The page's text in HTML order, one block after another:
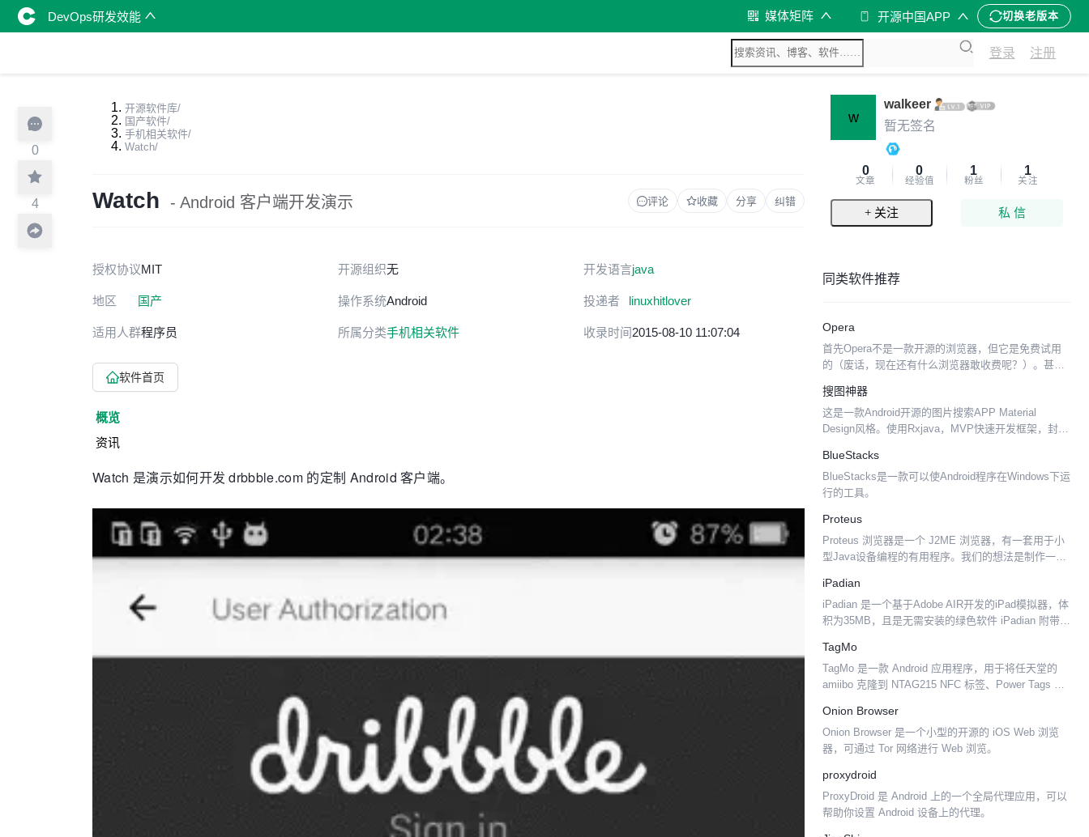
DevOps研发效能 媒体矩阵 开源中国APP 切换老版本
登录 注册
0
4
开源软件库/
国产软件/
手机相关软件/
Watch/
Watch - Android 客户端开发演示 评论 收藏 分享 纠错
授权协议MIT 开源组织无 开发语言java
地区 国产 操作系统Android 投递者 linuxhitlover
适用人群程序员 所属分类手机相关软件 收录时间2015-08-10 11:07:04
软件首页
概览
资讯
Watch 是演示如何开发 drbbble.com 的定制 Android 客户端。
w
walkeer
暂无签名
0
文章
0
经验值
1
粉丝
1
关注
+ 关注 私 信
同类软件推荐
Opera
首先Opera不是一款开源的浏览器，但它是免费试用
的（废话，现在还有什么浏览器敢收费呢？）。甚至
一种快速、有趣并且易用的网络浏览方式。Opera 9
...
搜图神器
这是一款Android开源的图片搜索APP Material
Design风格。使用Rxjava，MVP快速开发框架，封装
BlueStacks
BlueStacks是一款可以使Android程序在Windows下运
行的工具。
Proteus
Proteus 浏览器是一个 J2ME 浏览器，有一套用于小
型Java设备编程的有用程序。我们的想法是制作一个
终会被插入到客户/服务器架构中。
iPadian
iPadian 是一个基于Adobe AIR开发的iPad模拟器，体
积为35MB，且是无需安装的绿色软件 iPadian 附带一
上运行：...
TagMo
TagMo 是一款 Android 应用程序，用于将任天堂的
amiibo 克隆到 NTAG215 NFC 标签、Power Tags 和
Onion Browser
Onion Browser 是一个小型的开源的 iOS Web 浏览
器，可通过 Tor 网络进行 Web 浏览。
proxydroid
ProxyDroid 是 Android 上的一个全局代理应用，可以
帮助你设置 Android 设备上的代理。